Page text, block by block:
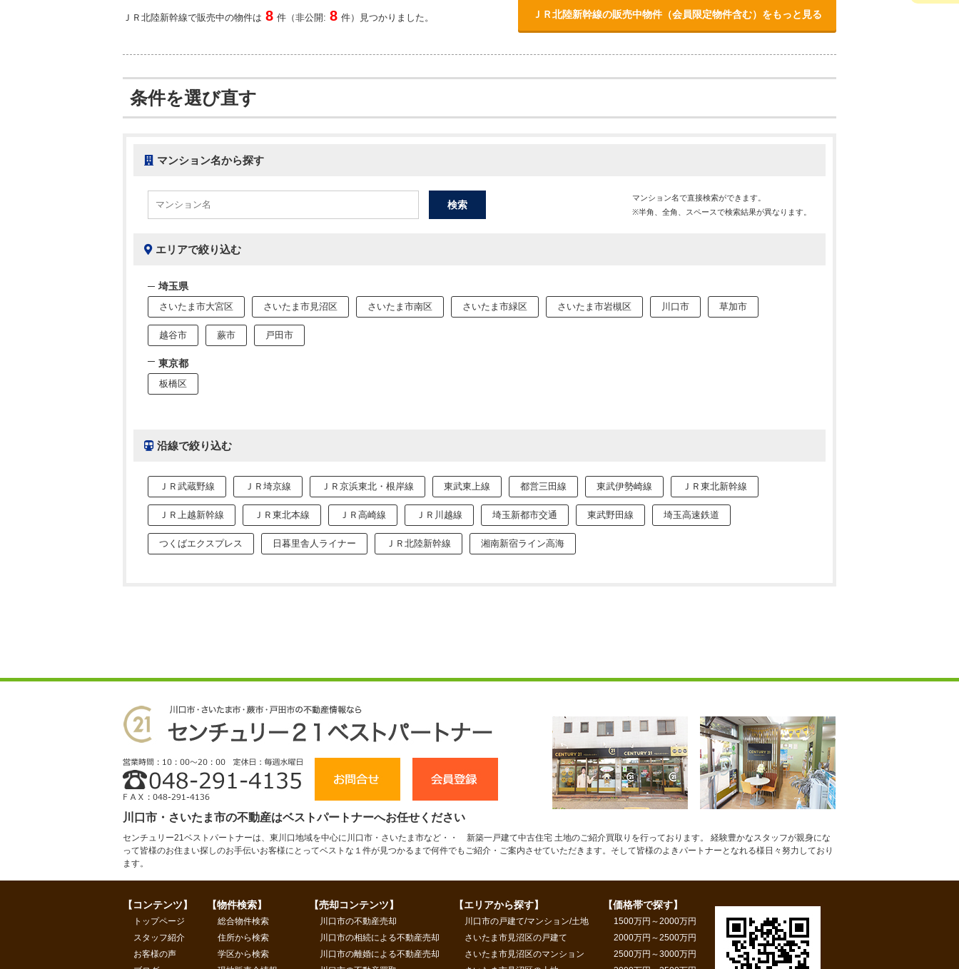
ＪＲ北陸新幹線で販売中の物件は 8 件（非公開: 8 件）見つかりました。 ＪＲ北陸新幹線の販売中物件（会員限定物件含む）をもっと見る
条件を選び直す
マンション名から探す
マンション名で直接検索ができます。
※半角、全角、スペースで検索結果が異なります。
エリアで絞り込む
埼玉県
さいたま市大宮区 さいたま市見沼区 さいたま市南区 さいたま市緑区 さいたま市岩槻区 川口市 草加市
越谷市 蕨市 戸田市
東京都
板橋区
沿線で絞り込む
ＪＲ武蔵野線 ＪＲ埼京線 ＪＲ京浜東北・根岸線 東武東上線 都営三田線 東武伊勢崎線 ＪＲ東北新幹線
ＪＲ上越新幹線 ＪＲ東北本線 ＪＲ高崎線 ＪＲ川越線 埼玉新都市交通 東武野田線 埼玉高速鉄道
つくばエクスプレス 日暮里舎人ライナー ＪＲ北陸新幹線 湘南新宿ライン高海
川口市・さいたま市の不動産はベストパートナーへお任せください
センチュリー21ベストパートナーは、東川口地域を中心に川口市・さいたま市など・・ 新築一戸建て中古住宅 土地のご紹介買取りを行っております。 経験豊かなスタッフが親身にな
って皆様のお住まい探しのお手伝いお客様にとってベストな１件が見つかるまで何件でもご紹介・ご案内させていただきます。そして皆様のよきパートナーとなれる様日々努力しており
ます。
【コンテンツ】
トップページ
スタッフ紹介
お客様の声
【物件検索】
総合物件検索
住所から検索
学区から検索
【売却コンテンツ】
川口市の不動産売却
川口市の相続による不動産売却
川口市の離婚による不動産売却
【エリアから探す】
川口市の戸建て/マンション/土地
さいたま市見沼区の戸建て
さいたま市見沼区のマンション
【価格帯で探す】
1500万円～2000万円
2000万円～2500万円
2500万円～3000万円